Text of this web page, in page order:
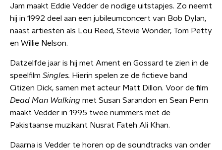
Jam maakt Eddie Vedder de nodige uitstapjes. Zo neemt
hij in 1992 deel aan een jubileumconcert van Bob Dylan,
naast artiesten als Lou Reed, Stevie Wonder, Tom Petty
en Willie Nelson.
Datzelfde jaar is hij met Ament en Gossard te zien in de
speelfilm Singles. Hierin spelen ze de fictieve band
Citizen Dick, samen met acteur Matt Dillon. Voor de film
Dead Man Walking met Susan Sarandon en Sean Penn
maakt Vedder in 1995 twee nummers met de
Pakistaanse muzikant Nusrat Fateh Ali Khan.
Daarna is Vedder te horen op de soundtracks van onder